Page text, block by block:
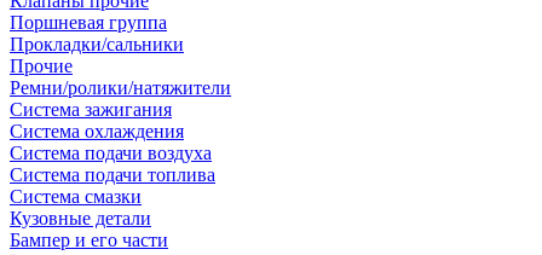
Поршневая группа
Прокладки/сальники
Прочие
Ремни/ролики/натяжители
Система зажигания
Система охлаждения
Система подачи воздуха
Система подачи топлива
Система смазки
Кузовные детали
Бампер и его части